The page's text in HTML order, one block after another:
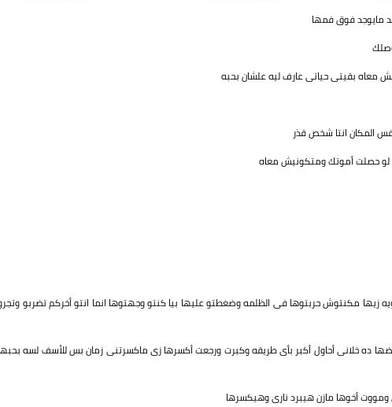
مايوجد فوق فمها
بقيتى حياتى عارف ليه علشان بحبه
المكان انتا شخص قذر
حصلت أموتك ومتكونيش معاه
زيها مكنتوش حربتوها فى الظلمه وضغطتو عليها بيا كنتو وجهتوها انما انتو أخركم تضربو
ده خلانى أحاول أكبر بأى طريقه وكبرت ورجعت أكسرها زى ماكسرتنى زمان بس للأسف لسه
أخوها مازن هيبرد نارى وهيكسرها